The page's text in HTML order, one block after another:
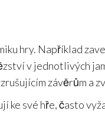
hry. Například
v jednotlivých
závěrům a
ke své hře, často